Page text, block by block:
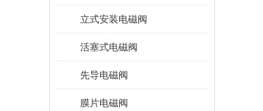
立式安装电磁阀
活塞式电磁阀
先导电磁阀
膜片电磁阀